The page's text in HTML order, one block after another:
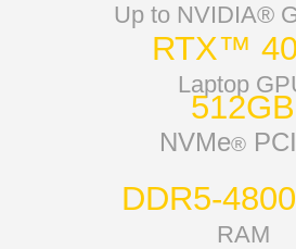
Up to NVIDIA®
RTX™
Laptop
512GB
NVMe®
DDR5-
RAM